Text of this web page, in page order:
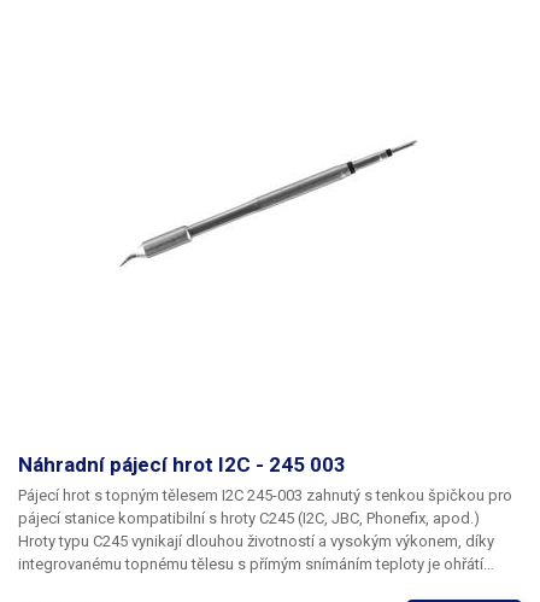
Náhradní pájecí hrot I2C - 245 003
Pájecí hrot s topným tělesem I2C 245-003 zahnutý s tenkou špičkou pro
pájecí stanice kompatibilní s hroty C245 (I2C, JBC, Phonefix, apod.)
Hroty typu C245 vynikají dlouhou životností a vysokým výkonem, díky
integrovanému topnému tělesu s přímým snímáním teploty je ohřátí